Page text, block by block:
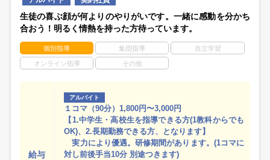
生徒の喜ぶ顔が何よりのやりがいです。一緒に感動を分かち
合おう！明るく情熱を持った方待っています。
個別指導 集団指導 自立学習
オンライン指導 その他
給与
アルバイト
１コマ（90分）1,800円〜3,000円
【1.中学生・高校生を指導できる方(1教科からでも
OK)、2.長期勤務できる方、となります】
実力により優遇。研修期間があります。(1コマに
対し前後手当10分 別途つきます)